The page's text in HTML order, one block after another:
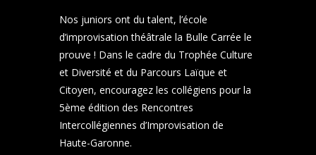
Nos juniors ont du talent, l’école
d’improvisation théâtrale la Bulle Carrée le
prouve ! Dans le cadre du Trophée Culture
et Diversité et du Parcours Laïque et
Citoyen, encouragez les collégiens pour la
5ème édition des Rencontres
Intercollégiennes d’Improvisation de
Haute-Garonne.